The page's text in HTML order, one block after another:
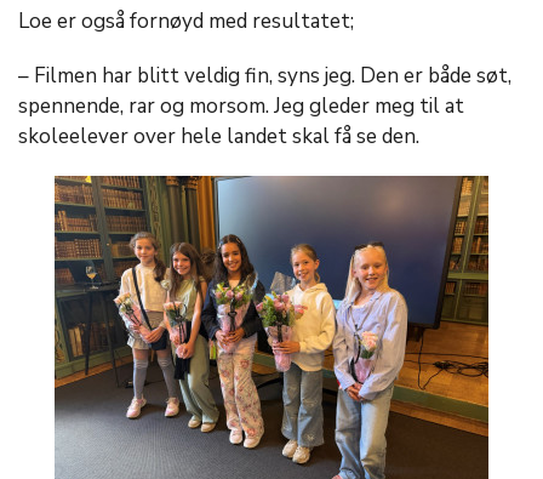
Loe er også fornøyd med resultatet;
– Filmen har blitt veldig fin, syns jeg. Den er både søt,
spennende, rar og morsom. Jeg gleder meg til at
skoleelever over hele landet skal få se den.